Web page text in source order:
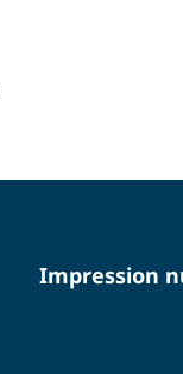
Impression